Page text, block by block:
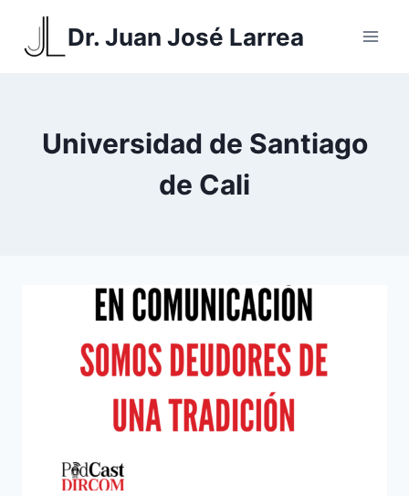
Saltar
Dr. Juan José Larrea
Universidad de Santiago
de Cali